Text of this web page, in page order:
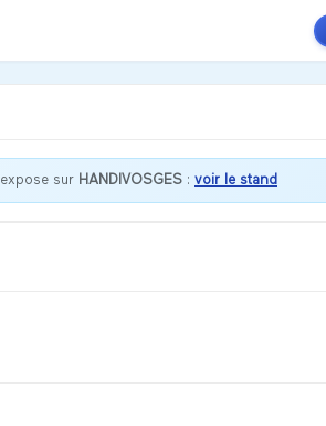
expose sur HANDIVOSGES : voir le stand